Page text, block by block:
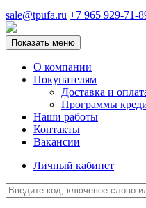
sale@tpufa.ru +7 965 929-71-
Показать меню
О компании
Покупателям
Доставка и
Программы
Наши работы
Контакты
Вакансии
Личный кабинет